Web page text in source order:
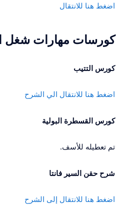
اضغط هنا للانتقال
كورسات مهارات شغل
كورس التتيب
اضغط هنا للانتقال الي الشرح
كورس القسطرة البولية
تم تعطيله للأسف.
شرح حقن السير فانتا
اضغط هنا للانتقال إلى الشرح